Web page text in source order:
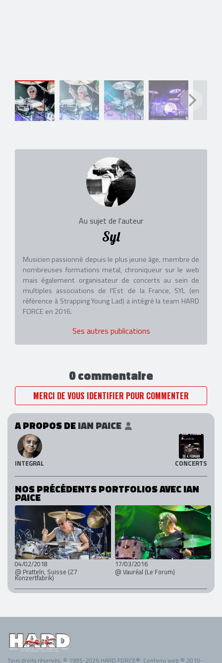
Au sujet de l'auteur
Syl
Musicien passionné depuis le plus jeune âge, membre de
nombreuses formations metal, chroniqueur sur le web
mais également organisateur de concerts au sein de
multiples associations de l'Est de la France, SYL (en
référence à Strapping Young Lad) a intégré la team HARD
FORCE en 2016.
Ses autres publications
0 commentaire
MERCI DE VOUS IDENTIFIER POUR COMMENTER
A PROPOS DEIAN PAICE
INTEGRAL CONCERTS
NOS PRÉCÉDENTS PORTFOLIOS AVEC IAN
PAICE
04/02/2018
@ Pratteln, Suisse (Z7
Konzertfabrik)
17/03/2016
@ Vauréal (Le Forum)
Tous droits réservés. © 1985-2026 HARD FORCE®. Contenu web © 2010-